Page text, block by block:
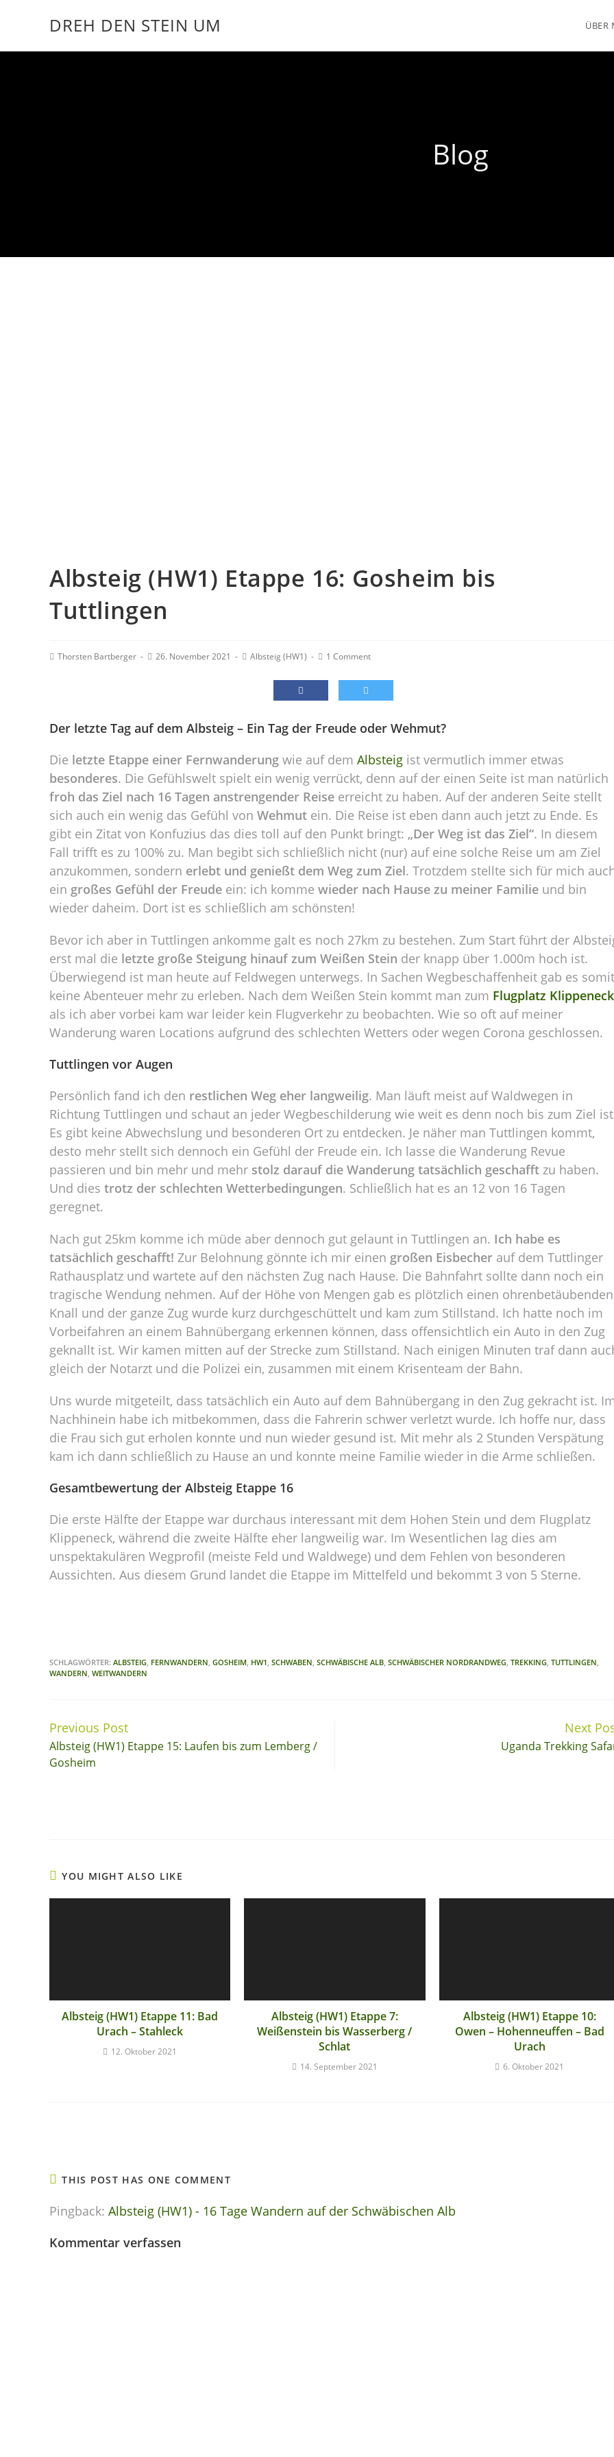
DREH DEN STEIN UM ÜBER
Blog
Albsteig (HW1) Etappe 16: Gosheim bis
Tuttlingen
Thorsten Bartberger 26. November 2021 Albsteig (HW1) 1 Comment
Der letzte Tag auf dem Albsteig – Ein Tag der Freude oder Wehmut?
Die letzte Etappe einer Fernwanderung wie auf dem Albsteig ist vermutlich immer etwas
besonderes. Die Gefühlswelt spielt ein wenig verrückt, denn auf der einen Seite ist man natürlich
froh das Ziel nach 16 Tagen anstrengender Reise erreicht zu haben. Auf der anderen Seite stellt
sich auch ein wenig das Gefühl von Wehmut ein. Die Reise ist eben dann auch jetzt zu Ende. Es
gibt ein Zitat von Konfuzius das dies toll auf den Punkt bringt: „Der Weg ist das Ziel“. In diesem
Fall trifft es zu 100% zu. Man begibt sich schließlich nicht (nur) auf eine solche Reise um am Ziel
anzukommen, sondern erlebt und genießt dem Weg zum Ziel. Trotzdem stellte sich für mich
ein großes Gefühl der Freude ein: ich komme wieder nach Hause zu meiner Familie und bin
wieder daheim. Dort ist es schließlich am schönsten!
Bevor ich aber in Tuttlingen ankomme galt es noch 27km zu bestehen. Zum Start führt der
erst mal die letzte große Steigung hinauf zum Weißen Stein der knapp über 1.000m hoch ist.
Überwiegend ist man heute auf Feldwegen unterwegs. In Sachen Wegbeschaffenheit gab es somit
keine Abenteuer mehr zu erleben. Nach dem Weißen Stein kommt man zum Flugplatz Klippeneck
als ich aber vorbei kam war leider kein Flugverkehr zu beobachten. Wie so oft auf meiner
Wanderung waren Locations aufgrund des schlechten Wetters oder wegen Corona geschlossen.
Tuttlingen vor Augen
Persönlich fand ich den restlichen Weg eher langweilig. Man läuft meist auf Waldwegen in
Richtung Tuttlingen und schaut an jeder Wegbeschilderung wie weit es denn noch bis zum Ziel
Es gibt keine Abwechslung und besonderen Ort zu entdecken. Je näher man Tuttlingen kommt,
desto mehr stellt sich dennoch ein Gefühl der Freude ein. Ich lasse die Wanderung Revue
passieren und bin mehr und mehr stolz darauf die Wanderung tatsächlich geschafft zu haben.
Und dies trotz der schlechten Wetterbedingungen. Schließlich hat es an 12 von 16 Tagen
geregnet.
Nach gut 25km komme ich müde aber dennoch gut gelaunt in Tuttlingen an. Ich habe es
tatsächlich geschafft! Zur Belohnung gönnte ich mir einen großen Eisbecher auf dem Tuttlinger
Rathausplatz und wartete auf den nächsten Zug nach Hause. Die Bahnfahrt sollte dann noch ein
tragische Wendung nehmen. Auf der Höhe von Mengen gab es plötzlich einen ohrenbetäubenden
Knall und der ganze Zug wurde kurz durchgeschüttelt und kam zum Stillstand. Ich hatte noch im
Vorbeifahren an einem Bahnübergang erkennen können, dass offensichtlich ein Auto in den Zug
geknallt ist. Wir kamen mitten auf der Strecke zum Stillstand. Nach einigen Minuten traf dann
gleich der Notarzt und die Polizei ein, zusammen mit einem Krisenteam der Bahn.
Uns wurde mitgeteilt, dass tatsächlich ein Auto auf dem Bahnübergang in den Zug gekracht ist.
Nachhinein habe ich mitbekommen, dass die Fahrerin schwer verletzt wurde. Ich hoffe nur, dass
die Frau sich gut erholen konnte und nun wieder gesund ist. Mit mehr als 2 Stunden Verspätung
kam ich dann schließlich zu Hause an und konnte meine Familie wieder in die Arme schließen.
Gesamtbewertung der Albsteig Etappe 16
Die erste Hälfte der Etappe war durchaus interessant mit dem Hohen Stein und dem Flugplatz
Klippeneck, während die zweite Hälfte eher langweilig war. Im Wesentlichen lag dies am
unspektakulären Wegprofil (meiste Feld und Waldwege) und dem Fehlen von besonderen
Aussichten. Aus diesem Grund landet die Etappe im Mittelfeld und bekommt 3 von 5 Sterne.
SCHLAGWÖRTER: ALBSTEIG, FERNWANDERN, GOSHEIM, HW1, SCHWABEN, SCHWÄBISCHE ALB, SCHWÄBISCHER NORDRANDWEG, TREKKING, TUTTLINGEN,
WANDERN, WEITWANDERN
Continue
Reading
Previous Post
Albsteig (HW1) Etappe 15: Laufen bis zum Lemberg /
Gosheim
Next
Uganda Trekking
YOU MIGHT ALSO LIKE
Albsteig (HW1) Etappe 11: Bad
Urach – Stahleck
12. Oktober 2021
Albsteig (HW1) Etappe 7:
Weißenstein bis Wasserberg /
Schlat
14. September 2021
Albsteig (HW1) Etappe 10:
Owen – Hohenneuffen – Bad
Urach
6. Oktober 2021
THIS POST HAS ONE COMMENT
Pingback: Albsteig (HW1) - 16 Tage Wandern auf der Schwäbischen Alb
Kommentar verfassen